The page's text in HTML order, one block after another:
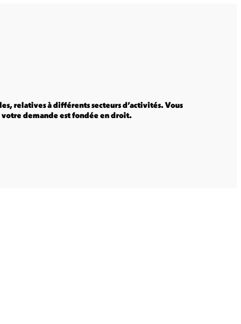
relatives à différents secteurs d’activités. Vous
votre demande est fondée en droit.